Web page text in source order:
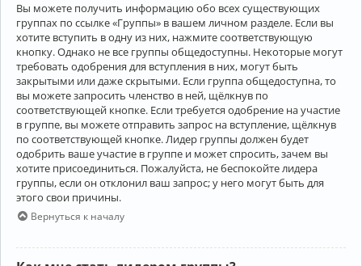
Вы можете получить информацию обо всех существующих
группах по ссылке «Группы» в вашем личном разделе. Если вы
хотите вступить в одну из них, нажмите соответствующую
кнопку. Однако не все группы общедоступны. Некоторые могут
требовать одобрения для вступления в них, могут быть
закрытыми или даже скрытыми. Если группа общедоступна, то
вы можете запросить членство в ней, щёлкнув по
соответствующей кнопке. Если требуется одобрение на участие
в группе, вы можете отправить запрос на вступление, щёлкнув
по соответствующей кнопке. Лидер группы должен будет
одобрить ваше участие в группе и может спросить, зачем вы
хотите присоединиться. Пожалуйста, не беспокойте лидера
группы, если он отклонил ваш запрос; у него могут быть для
этого свои причины.
Вернуться к началу